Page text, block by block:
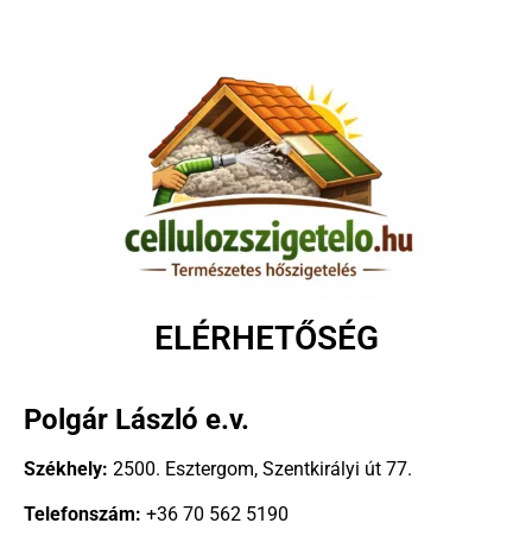
ELÉRHETŐSÉG
Polgár László e.v.
Székhely: 2500. Esztergom, Szentkirályi út 77.
Telefonszám: +36 70 562 5190